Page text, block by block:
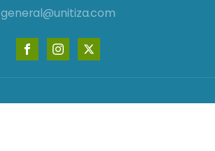
general@unitiza.com